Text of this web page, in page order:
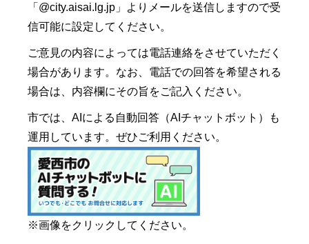
「@city.aisai.lg.jp」よりメールを送信しますので受
信可能に設定してください。
ご意見の内容によっては電話連絡をさせていただく
場合があります。なお、電話での回答を希望される
場合は、内容欄にその旨をご記入ください。
市では、AIによる自動回答（AIチャットボット）も
運用しています。ぜひご利用ください。
※画像をクリックしてください。